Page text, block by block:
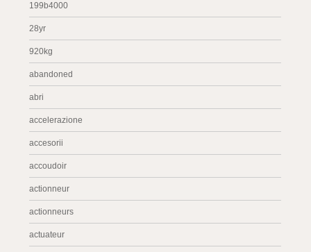
199b4000
28yr
920kg
abandoned
abri
accelerazione
accesorii
accoudoir
actionneur
actionneurs
actuateur